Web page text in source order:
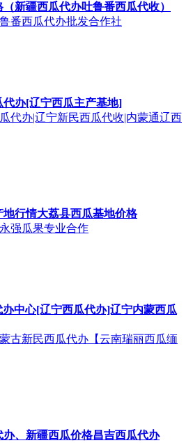
新疆西瓜代办吐鲁番西瓜代收）
番西瓜代办批发合作社
办[辽宁西瓜主产基地]
代办|辽宁新民西瓜代收|内蒙通辽西
地行情大荔县西瓜基地价格
强瓜果专业合作
办中心[辽宁西瓜代办]辽宁内蒙西瓜
古新民西瓜代办【云南瑞丽西瓜缅
办、新疆西瓜价格昌吉西瓜代办